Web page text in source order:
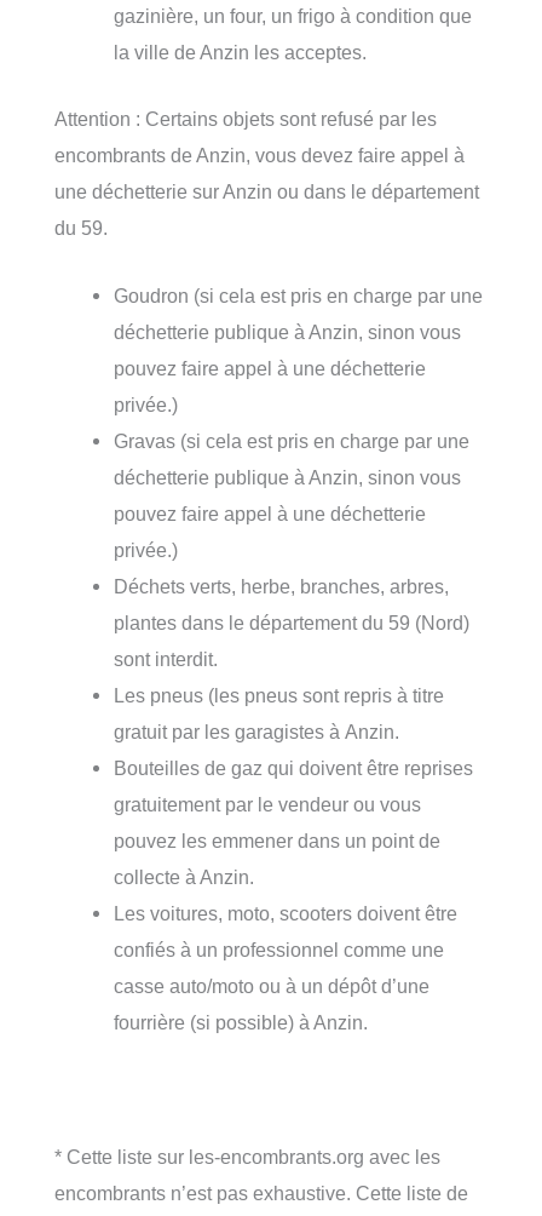
gazinière, un four, un frigo à condition que
la ville de Anzin les acceptes.
Attention : Certains objets sont refusé par les
encombrants de Anzin, vous devez faire appel à
une déchetterie sur Anzin ou dans le département
du 59.
Goudron (si cela est pris en charge par une
déchetterie publique à Anzin, sinon vous
pouvez faire appel à une déchetterie
privée.)
Gravas (si cela est pris en charge par une
déchetterie publique à Anzin, sinon vous
pouvez faire appel à une déchetterie
privée.)
Déchets verts, herbe, branches, arbres,
plantes dans le département du 59 (Nord)
sont interdit.
Les pneus (les pneus sont repris à titre
gratuit par les garagistes à Anzin.
Bouteilles de gaz qui doivent être reprises
gratuitement par le vendeur ou vous
pouvez les emmener dans un point de
collecte à Anzin.
Les voitures, moto, scooters doivent être
confiés à un professionnel comme une
casse auto/moto ou à un dépôt d’une
fourrière (si possible) à Anzin.
* Cette liste sur les-encombrants.org avec les
encombrants n’est pas exhaustive. Cette liste de